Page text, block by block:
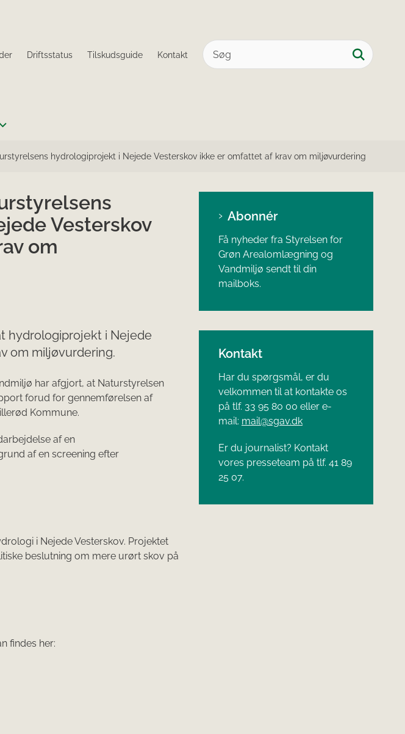
Driftsstatus Tilskudsguide Kontakt
hydrologiprojekt i Nejede Vesterskov ikke er omfattet af krav om miljøvurdering
Vesterskov
om
hydrologiprojekt i Nejede
om miljøvurdering.
har afgjort, at Naturstyrelsen
forud for gennemførelsen af
Kommune.
af en
af en screening efter
i Nejede Vesterskov. Projektet
beslutning om mere urørt skov på
findes her:
Abonnér
Få nyheder fra Styrelsen for
Grøn Arealomlægning og
Vandmiljø sendt til din
mailboks.
Kontakt
Har du spørgsmål, er du
velkommen til at kontakte os
på tlf. 33 95 80 00 eller e-
mail: mail@sgav.dk
Er du journalist? Kontakt
vores presseteam på tlf. 41 89
25 07.